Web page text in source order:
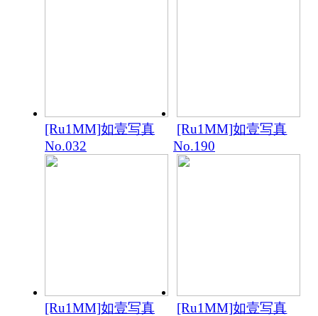
[Ru1MM]如壹写真
No.032
[Ru1MM]如壹写真
No.190
[Ru1MM]如壹写真 [Ru1MM]如壹写真